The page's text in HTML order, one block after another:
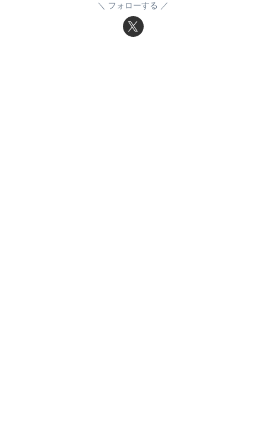
フォローする